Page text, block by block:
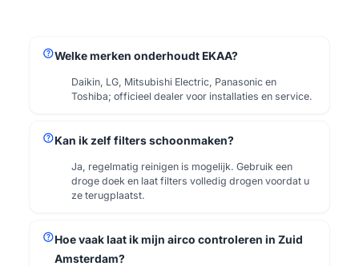
helpWelke merken onderhoudt EKAA?
Daikin, LG, Mitsubishi Electric, Panasonic en
Toshiba; officieel dealer voor installaties en service.
helpKan ik zelf filters schoonmaken?
Ja, regelmatig reinigen is mogelijk. Gebruik een
droge doek en laat filters volledig drogen voordat u
ze terugplaatst.
helpHoe vaak laat ik mijn airco controleren in Zuid
Amsterdam?